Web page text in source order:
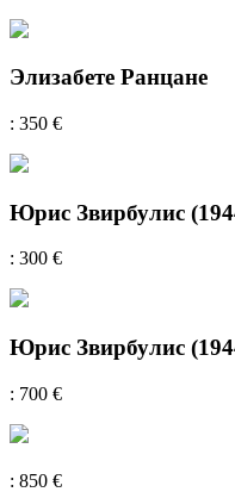
Элизабете Ранцане
: 350 €
Юрис Звирбулис
: 300 €
Юрис Звирбулис
: 700 €
: 850 €